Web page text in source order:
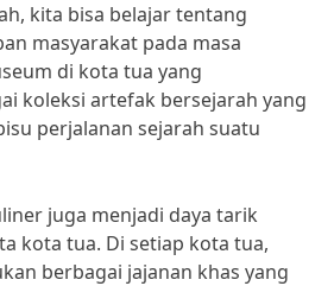
kita bisa belajar tentang
masyarakat pada masa
di kota tua yang
koleksi artefak bersejarah yang
perjalanan sejarah suatu
juga menjadi daya tarik
kota tua. Di setiap kota tua,
berbagai jajanan khas yang